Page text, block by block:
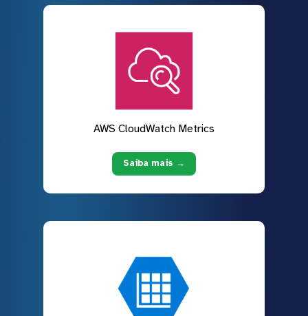
AWS CloudWatch Metrics
Saiba mais →